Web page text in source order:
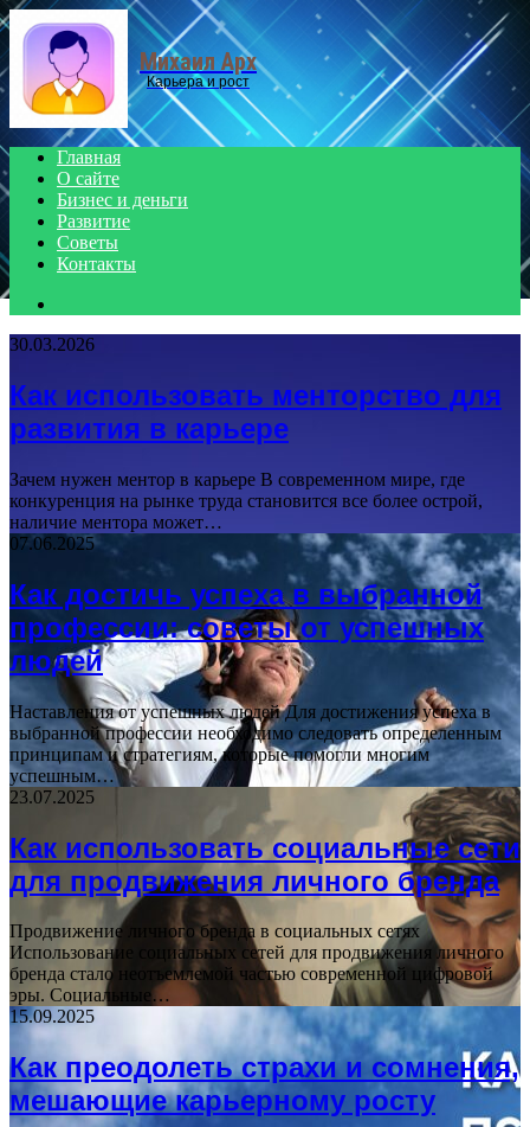
Menu
Михаил Арх
Карьера и рост
Главная
О сайте
Бизнес и деньги
Развитие
Советы
Контакты
30.03.2026
Как использовать менторство для
развития в карьере
Зачем нужен ментор в карьере В современном мире, где
конкуренция на рынке труда становится все более острой,
наличие ментора может…
07.06.2025
Как достичь успеха в выбранной
профессии: советы от успешных
людей
Наставления от успешных людей Для достижения успеха в
выбранной профессии необходимо следовать определенным
принципам и стратегиям, которые помогли многим
успешным…
23.07.2025
Как использовать социальные сети
для продвижения личного бренда
Продвижение личного бренда в социальных сетях
Использование социальных сетей для продвижения личного
бренда стало неотъемлемой частью современной цифровой
эры. Социальные…
15.09.2025
Как преодолеть страхи и сомнения,
мешающие карьерному росту